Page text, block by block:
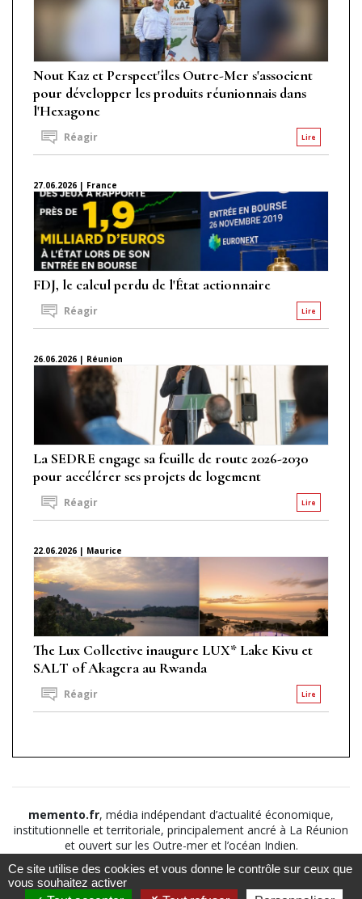
Nout Kaz et Perspect'îles Outre-Mer s'associent
pour développer les produits réunionnais dans
l'Hexagone
Lire
Réagir
27.06.2026 | France
FDJ, le calcul perdu de l'État actionnaire
Lire
Réagir
26.06.2026 | Réunion
La SEDRE engage sa feuille de route 2026-2030
pour accélérer ses projets de logement
Lire
Réagir
22.06.2026 | Maurice
The Lux Collective inaugure LUX* Lake Kivu et
SALT of Akagera au Rwanda
Lire
Réagir
memento.fr, média indépendant d’actualité économique,
institutionnelle et territoriale, principalement ancré à La Réunion
et ouvert sur les Outre-mer et l’océan Indien.
©2026
Suivez nous sur Notice légale
Politique de
Ce site utilise des cookies et vous donne le contrôle sur ceux que
vous souhaitez activer